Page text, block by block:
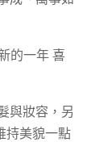
的一年 喜
與妝容，另
持美貌一點